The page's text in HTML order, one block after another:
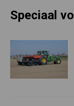
Speciaal